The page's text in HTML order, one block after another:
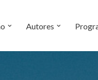
Autores